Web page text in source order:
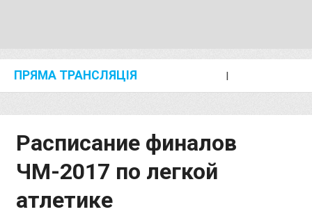
ПРЯМА ТРАНСЛЯЦІЯ I
Расписание финалов
ЧМ-2017 по легкой
атлетике